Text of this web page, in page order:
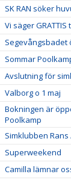
SK RAN söker
Vi säger
Segevångsbadet
Sommar
Avslutning för
Valborg o 1 maj
Bokningen är
Poolkamp
Simklubben Rans
Superweekend
Camilla lämnar